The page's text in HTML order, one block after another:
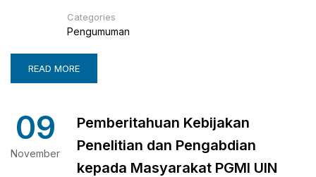
Categories
Pengumuman
READ MORE
09
November
Pemberitahuan Kebijakan
Penelitian dan Pengabdian
kepada Masyarakat PGMI UIN